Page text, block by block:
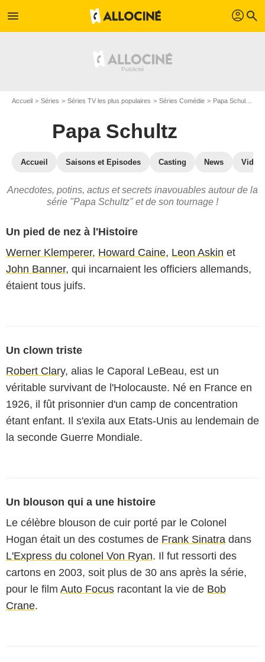
menu profil search
Accueil Séries Séries TV les plus populaires Séries Comédie Papa Schultz
Papa Schultz
Accueil Saisons et Episodes Casting News
Anecdotes, potins, actus et secrets inavouables autour de la
série "Papa Schultz" et de son tournage !
Un pied de nez à l'Histoire
Werner Klemperer, Howard Caine, Leon Askin et
John Banner, qui incarnaient les officiers allemands,
étaient tous juifs.
Un clown triste
Robert Clary, alias le Caporal LeBeau, est un
véritable survivant de l'Holocauste. Né en France en
1926, il fût prisonnier d'un camp de concentration
étant enfant. Il s'exila aux Etats-Unis au lendemain de
la seconde Guerre Mondiale.
Un blouson qui a une histoire
Le célèbre blouson de cuir porté par le Colonel
Hogan était un des costumes de Frank Sinatra dans
L'Express du colonel Von Ryan. Il fut ressorti des
cartons en 2003, soit plus de 30 ans après la série,
pour le film Auto Focus racontant la vie de Bob
Crane.